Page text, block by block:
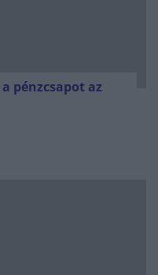
pénzcsapot az